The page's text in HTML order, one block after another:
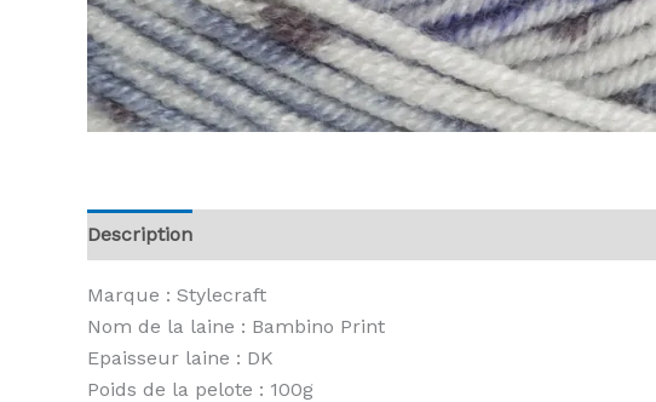
Description
Marque : Stylecraft
Nom de la laine : Bambino Print
Epaisseur laine : DK
Poids de la pelote : 100g